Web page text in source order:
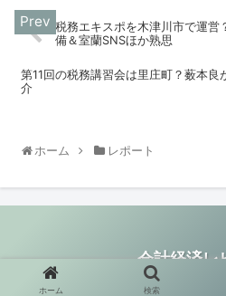
税務エキスポを木津川市で運営
備＆室蘭SNSほか熟思
第11回の税務講習会は里庄町？薮本良
介
ホーム レポート
会計経済レ
© 2021 会計経済
ホーム 検索